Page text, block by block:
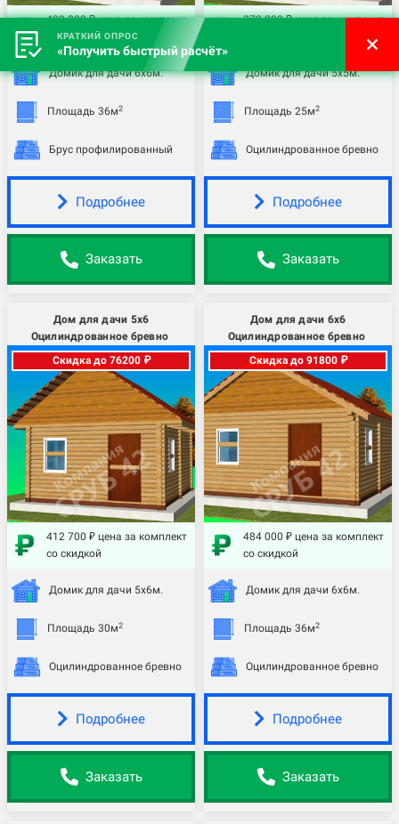
439 800 ₽ цена за комплект
со скидкой
Домик для дачи 6х6м.
Площадь 36м2
Брус профилированный
Подробнее
Заказать
372 200 ₽ цена за комплект
Домик для дачи 5х5м.
Площадь 25м2
Оцилиндрованное бревно
Подробнее
Заказать
Дом для дачи 5х6
Оцилиндрованное бревно
Скидка до 76200 ₽
412 700 ₽ цена за комплект
со скидкой
Домик для дачи 5х6м.
Площадь 30м2
Оцилиндрованное бревно
Подробнее
Заказать
Дом для дачи 6х6
Оцилиндрованное бревно
Скидка до 91800 ₽
484 000 ₽ цена за комплект
со скидкой
Домик для дачи 6х6м.
Площадь 36м2
Оцилиндрованное бревно
Подробнее
Заказать
КРАТКИЙ ОПРОС
«Получить быстрый расчёт»